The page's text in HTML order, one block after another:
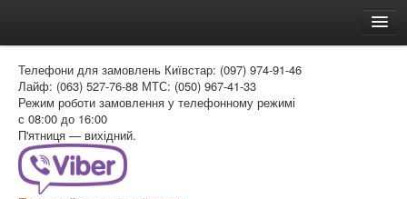
Доставка и оплата
Как заказать
Контакти
Таблиця розмірів
Телефони для замовлень Київстар: (097) 974-91-46
Лайф: (063) 527-76-88 МТС: (050) 967-41-33
Режим роботи замовлення у телефонному режимі
с 08:00 до 16:00
П'ятниця — вихідний.